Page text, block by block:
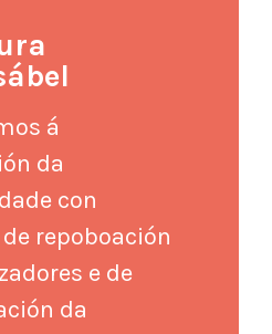
á
da
con
repoboación
e de
da